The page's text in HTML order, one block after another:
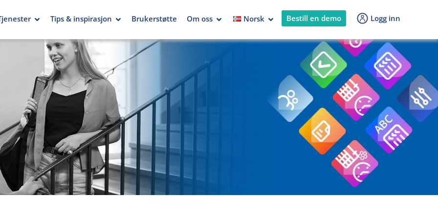
Tips & inspirasjon Brukerstøtte Om oss Norsk Bestill en demo Logg inn